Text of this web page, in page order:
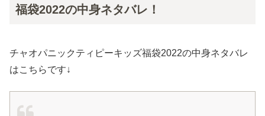
福袋2022の中身ネタバレ！
チャオパニックティピーキッズ福袋2022の中身ネタバレ
はこちらです↓